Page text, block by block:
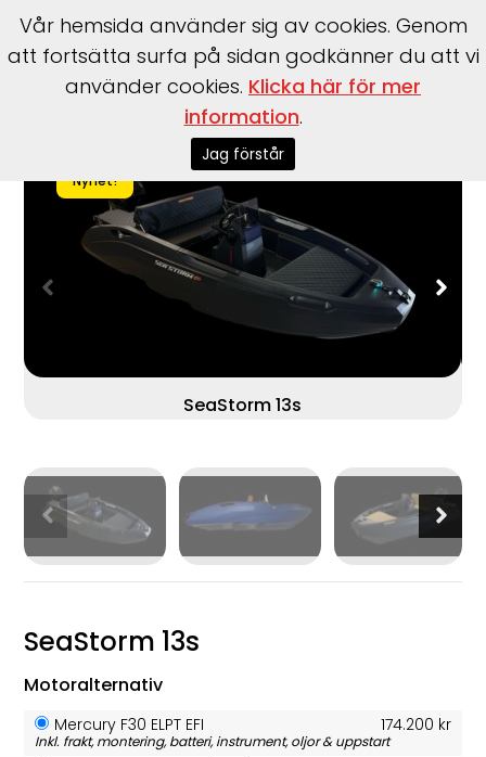
SeaStorm
Nyhet!
SeaStorm 13s
SeaStorm 13s
Motoralternativ
Mercury F30 ELPT EFI 174.200 kr
Inkl. frakt, montering, batteri, instrument, oljor & uppstart
Vår hemsida använder sig av cookies. Genom
att fortsätta surfa på sidan godkänner du att vi
använder cookies. Klicka här för mer
information.
Jag förstår